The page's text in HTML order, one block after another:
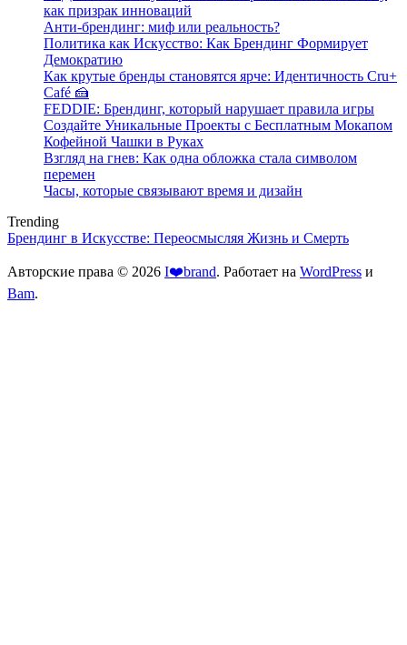
как призрак инноваций
Анти-брендинг: миф или реальность?
Политика как Искусство: Как Брендинг Формирует
Демократию
Как крутые бренды становятся ярче: Идентичность Cru+
Café 🍰
FEDDIE: Брендинг, который нарушает правила игры
Создайте Уникальные Проекты с Бесплатным Мокапом
Кофейной Чашки в Руках
Взгляд на гнев: Как одна обложка стала символом
перемен
Часы, которые связывают время и дизайн
Trending
Брендинг в Искусстве: Переосмысляя Жизнь и Смерть
Авторские права © 2026 I❤️brand. Работает на WordPress и
Bam.